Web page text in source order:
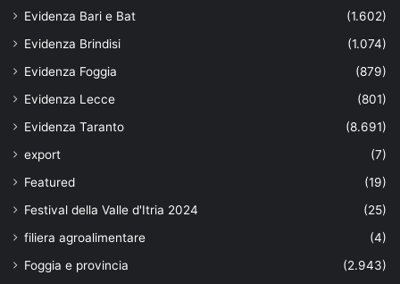
Evidenza Bari e Bat
(1.602)
Evidenza Brindisi
(1.074)
Evidenza Foggia
(879)
Evidenza Lecce
(801)
Evidenza Taranto
(8.691)
export
(7)
Featured
(19)
Festival della Valle d'Itria 2024
(25)
filiera agroalimentare
(4)
Foggia e provincia
(2.943)